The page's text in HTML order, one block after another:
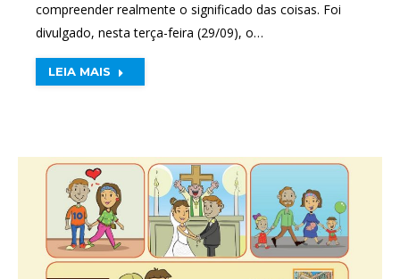
compreender realmente o significado das coisas. Foi
divulgado, nesta terça-feira (29/09), o…
LEIA MAIS